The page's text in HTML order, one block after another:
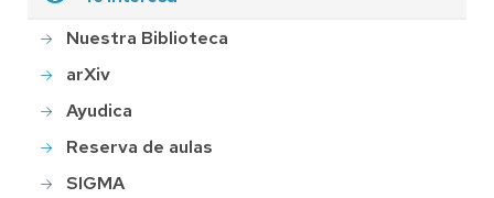
Nuestra Biblioteca
arXiv
Ayudica
Reserva de aulas
SIGMA